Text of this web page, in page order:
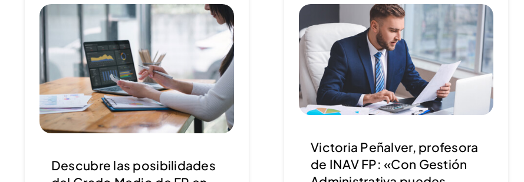
Descubre las posibilidades
Victoria Peñalver, profesora
de INAV FP: «Con Gestión